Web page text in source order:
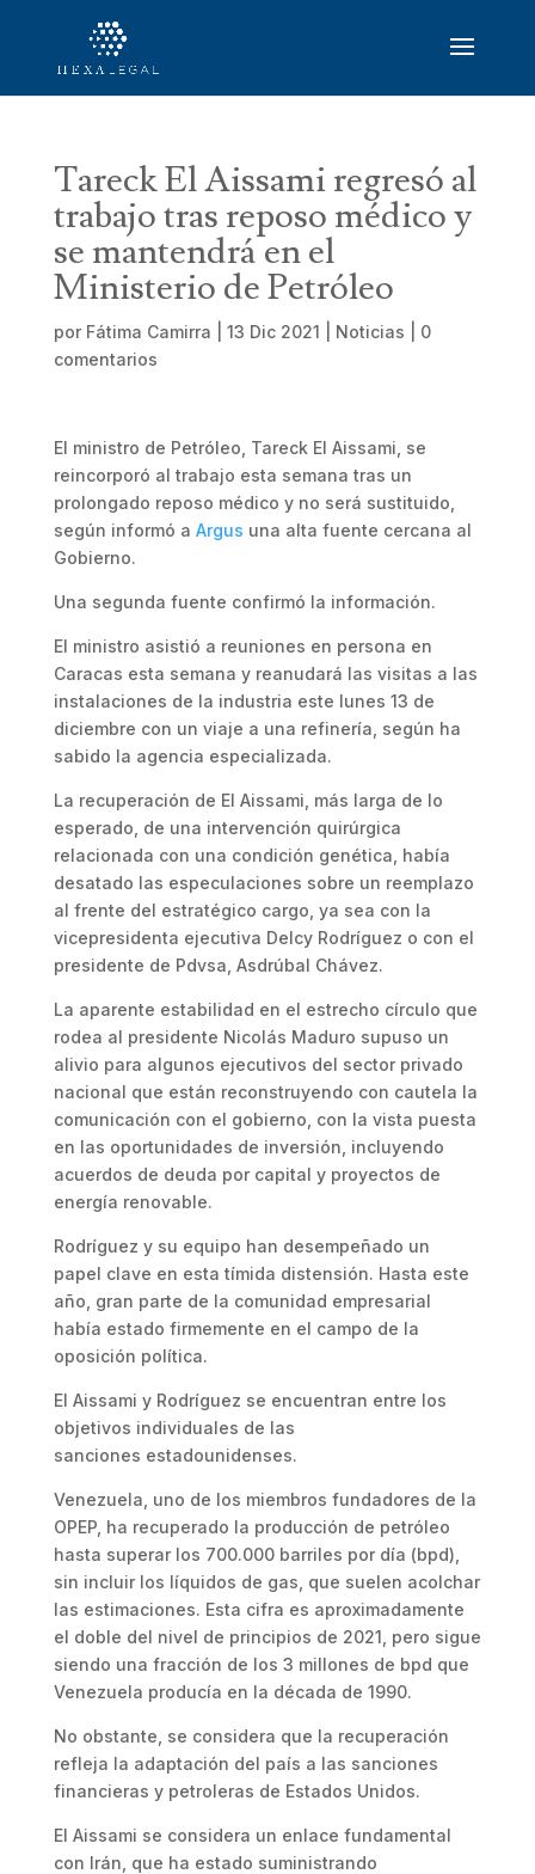
Tareck El Aissami regresó al
trabajo tras reposo médico y
se mantendrá en el
Ministerio de Petróleo
por Fátima Camirra 13 Dic 2021 Noticias
0
comentarios
El ministro de Petróleo, Tareck El Aissami, se
reincorporó al trabajo esta semana tras un
prolongado reposo médico y no será sustituido,
según informó a Argus una alta fuente cercana al
Gobierno.
Una segunda fuente confirmó la información.
El ministro asistió a reuniones en persona en
Caracas esta semana y reanudará las visitas a las
instalaciones de la industria este lunes 13 de
diciembre con un viaje a una refinería, según ha
sabido la agencia especializada.
La recuperación de El Aissami, más larga de lo
esperado, de una intervención quirúrgica
relacionada con una condición genética, había
desatado las especulaciones sobre un reemplazo
al frente del estratégico cargo, ya sea con la
vicepresidenta ejecutiva Delcy Rodríguez o con el
presidente de Pdvsa, Asdrúbal Chávez.
La aparente estabilidad en el estrecho círculo que
rodea al presidente Nicolás Maduro supuso un
alivio para algunos ejecutivos del sector privado
nacional que están reconstruyendo con cautela la
comunicación con el gobierno, con la vista puesta
en las oportunidades de inversión, incluyendo
acuerdos de deuda por capital y proyectos de
energía renovable.
Rodríguez y su equipo han desempeñado un
papel clave en esta tímida distensión. Hasta este
año, gran parte de la comunidad empresarial
había estado firmemente en el campo de la
oposición política.
El Aissami y Rodríguez se encuentran entre los
objetivos individuales de las
sanciones estadounidenses.
Venezuela, uno de los miembros fundadores de la
OPEP, ha recuperado la producción de petróleo
hasta superar los 700.000 barriles por día (bpd),
sin incluir los líquidos de gas, que suelen acolchar
las estimaciones. Esta cifra es aproximadamente
el doble del nivel de principios de 2021, pero sigue
siendo una fracción de los 3 millones de bpd que
Venezuela producía en la década de 1990.
No obstante, se considera que la recuperación
refleja la adaptación del país a las sanciones
financieras y petroleras de Estados Unidos.
El Aissami se considera un enlace fundamental
con Irán, que ha estado suministrando